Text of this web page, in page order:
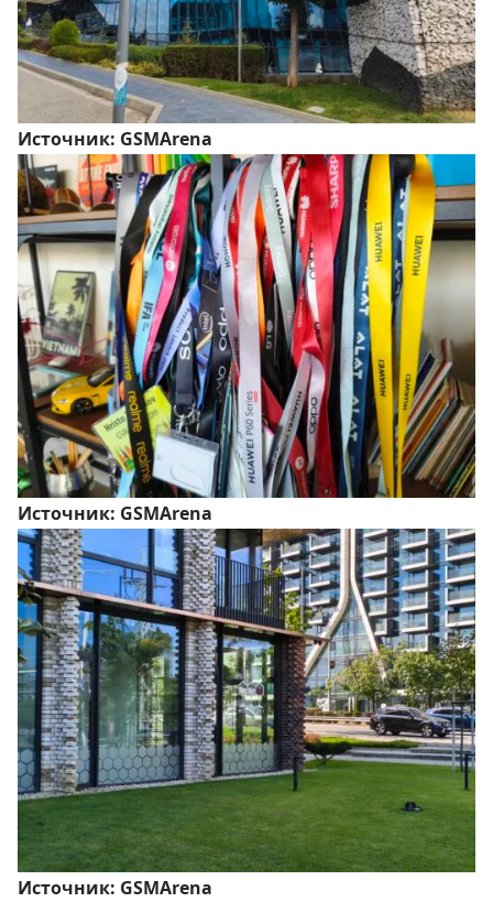
Источник: GSMArena
Источник: GSMArena
Источник: GSMArena